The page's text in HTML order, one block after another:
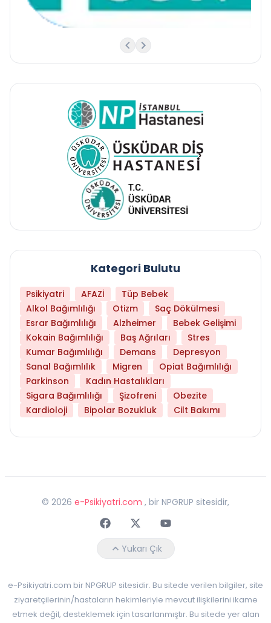
Kategori Bulutu
Psikiyatri AFAZİ
Tüp Bebek
Alkol Bağımlılığı
Otizm
Saç Dökülmesi
Esrar Bağımlılığı
Alzheimer
Bebek Gelişimi
Kokain Bağımlılığı
Baş Ağrıları
Stres
Kumar Bağımlılığı
Demans
Depresyon
Sanal Bağımlılık
Migren
Opiat Bağımlılığı
Parkinson
Kadın Hastalıkları
Sigara Bağımlılığı
Şizofreni
Obezite
Kardioloji
Bipolar Bozukluk Cilt Bakımı
© 2026 e-Psikiyatri.com , bir NPGRUP sitesidir,
FaceebokTwitterYoutube
Yukarı Çık
e-Psikiyatri.com bir NPGRUP sitesidir. Bu sitede verilen bilgiler, site
ziyaretçilerinin/hastaların hekimleriyle mevcut ilişkilerini ikame
etmek değil, desteklemek için tasarlanmıştır. Bu sitede yer alan